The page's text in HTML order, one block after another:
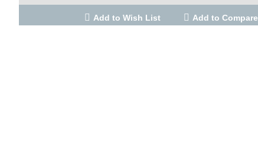
Add to Wish List Add to Compare